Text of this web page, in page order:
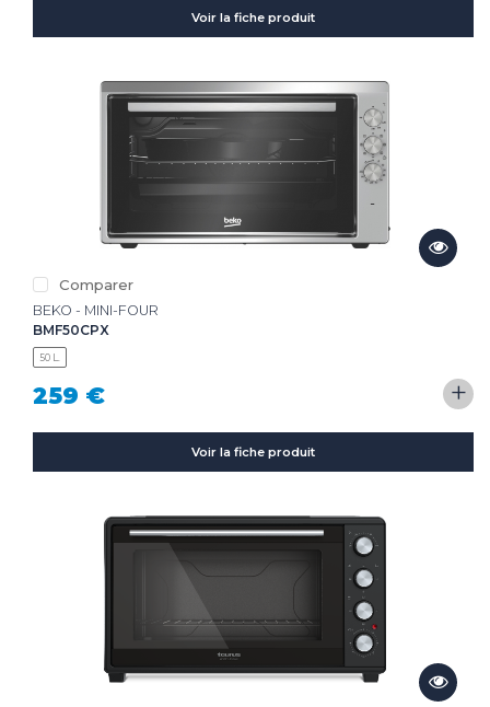
Voir la fiche produit
Comparer
BEKO - MINI-FOUR
BMF50CPX
50 L.
259 € +
Voir la fiche produit